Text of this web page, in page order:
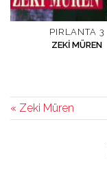
PIRLANTA 3
ZEKI MÜREN
« Zeki Müren